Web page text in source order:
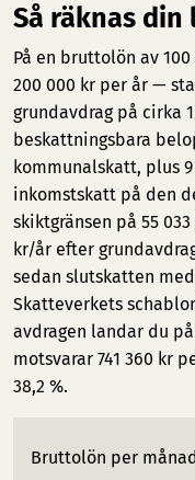
Så räknas din
På en bruttolön av
200 000 kr per år —
grundavdrag på cirka
beskattningsbara
kommunalskatt, plus
inkomstskatt på den
skiktgränsen på 55
kr/år efter
sedan slutskatten
Skatteverkets
avdragen landar du
motsvarar 741 360 kr
38,2 %.
Bruttolön per månad